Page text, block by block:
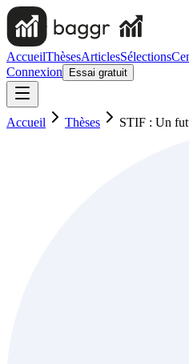
AccueilThèsesArticlesSélections
Connexion
Essai gratuit
Accueil Thèses STIF : Un